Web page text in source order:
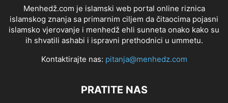
Menhedž.com je islamski web portal online riznica
islamskog znanja sa primarnim ciljem da čitaocima pojasni
islamsko vjerovanje i menhedž ehli sunneta onako kako su
ih shvatili ashabi i ispravni prethodnici u ummetu.
Kontaktirajte nas: pitanja@menhedz.com
PRATITE NAS